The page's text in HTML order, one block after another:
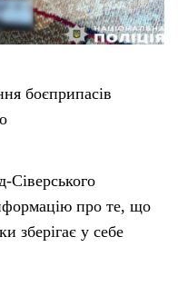
боєприпасів
про те, що
зберігає у себе